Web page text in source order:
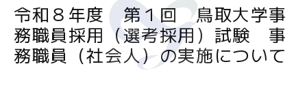
令和８年度 第１回 鳥取大学事
務職員採用（選考採用）試験 事
務職員（社会人）の実施について